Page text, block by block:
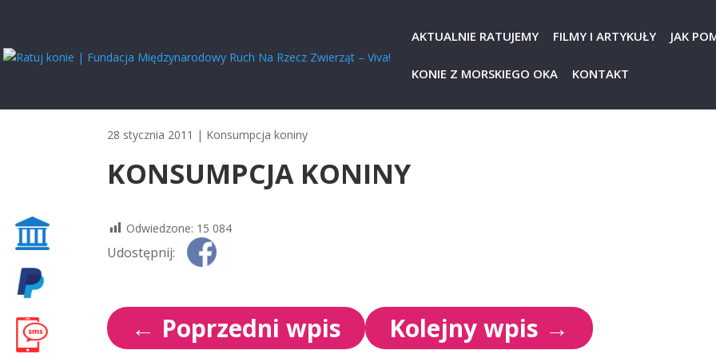
AKTUALNIE RATUJEMY FILMY I ARTYKUŁY JAK
KONIE Z MORSKIEGO OKA KONTAKT
28 stycznia 2011 | Konsumpcja koniny
KONSUMPCJA KONINY
Odwiedzone: 15 084
Udostępnij:
← Poprzedni wpis Kolejny wpis →